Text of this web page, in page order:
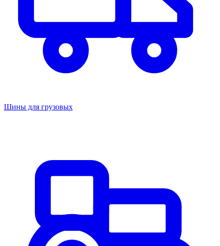
Шины для грузовых